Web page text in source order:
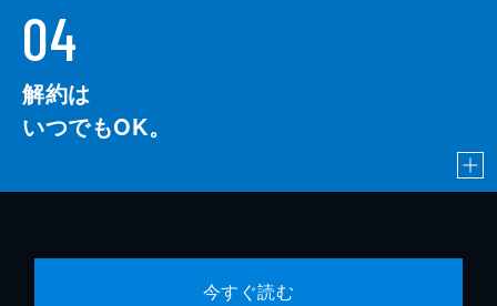
04
解約は
いつでもOK。
今すぐ読む